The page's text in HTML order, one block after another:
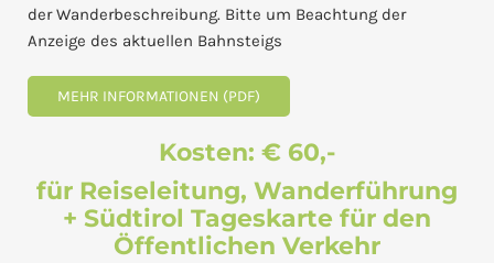
der Wanderbeschreibung. Bitte um Beachtung der
Anzeige des aktuellen Bahnsteigs
MEHR INFORMATIONEN (PDF)
Kosten: € 60,-
für Reiseleitung, Wanderführung
+ Südtirol Tageskarte für den
Öffentlichen Verkehr